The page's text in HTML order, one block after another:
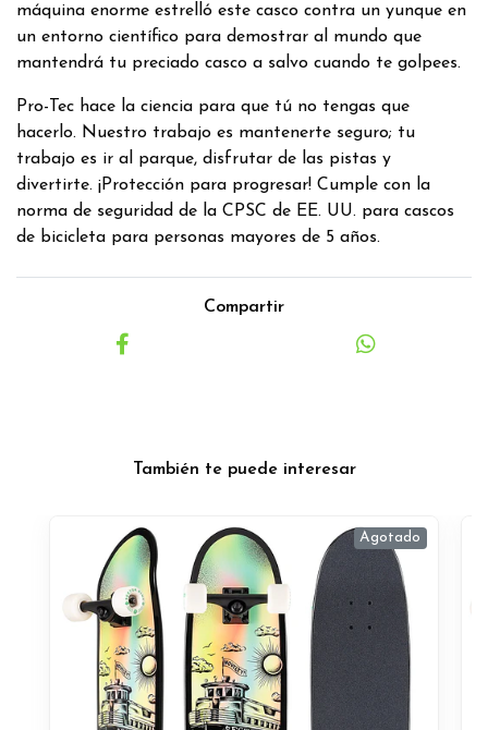
máquina enorme estrelló este casco contra un yunque en
un entorno científico para demostrar al mundo que
mantendrá tu preciado casco a salvo cuando te golpees.
Pro-Tec hace la ciencia para que tú no tengas que
hacerlo. Nuestro trabajo es mantenerte seguro; tu
trabajo es ir al parque, disfrutar de las pistas y
divertirte. ¡Protección para progresar! Cumple con la
norma de seguridad de la CPSC de EE. UU. para cascos
de bicicleta para personas mayores de 5 años.
Compartir
También te puede interesar
Agotado